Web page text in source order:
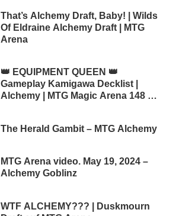
That’s Alchemy Draft, Baby! | Wilds
Of Eldraine Alchemy Draft | MTG
Arena
👑 EQUIPMENT QUEEN 👑
Gameplay Kamigawa Decklist |
Alchemy | MTG Magic Arena 148 🟡
The Herald Gambit – MTG Alchemy
MTG Arena video. May 19, 2024 –
Alchemy Goblinz
WTF ALCHEMY??? | Duskmourn